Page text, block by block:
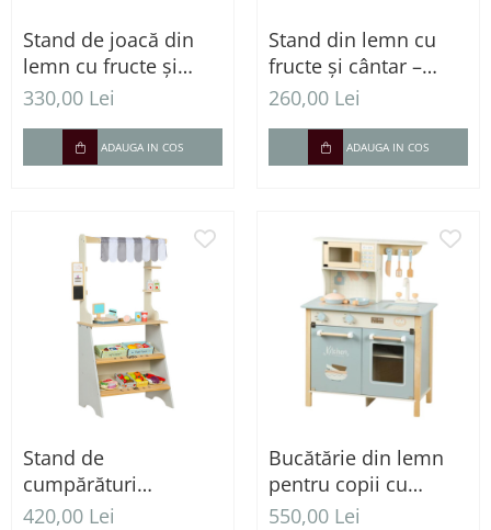
Stand de joacă din
lemn cu fructe și
legume – Piața
330,00 Lei
ADAUGA IN COS
Stand din lemn cu
fructe și cântar –
Piață educativă
260,00 Lei
ADAUGA IN COS
Stand de
cumpărături
interactiv pentru
420,00 Lei
Bucătărie din lemn
pentru copii cu
accesorii – Set
550,00 Lei